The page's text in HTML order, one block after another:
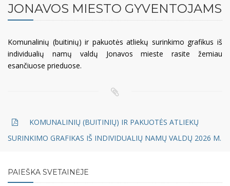
JONAVOS MIESTO GYVENTOJAMS
Komunalinių (buitinių) ir pakuotės atliekų surinkimo grafikus iš
individualių namų valdų Jonavos mieste rasite žemiau
esančiuose prieduose.
KOMUNALINIŲ (BUITINIŲ) IR PAKUOTĖS ATLIEKŲ
SURINKIMO GRAFIKAS IŠ INDIVIDUALIŲ NAMŲ VALDŲ 2026 M.
PAIEŠKA SVETAINĖJE